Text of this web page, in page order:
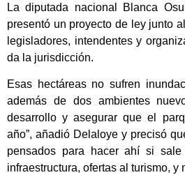
La diputada nacional Blanca
presentó un proyecto de ley junto
legisladores, intendentes y
da la jurisdicción.
Esas hectáreas no sufren
además de dos ambientes
desarrollo y asegurar que el
año”, añadió Delaloye y precisó
pensados para hacer ahí si
infraestructura, ofertas al turismo, y